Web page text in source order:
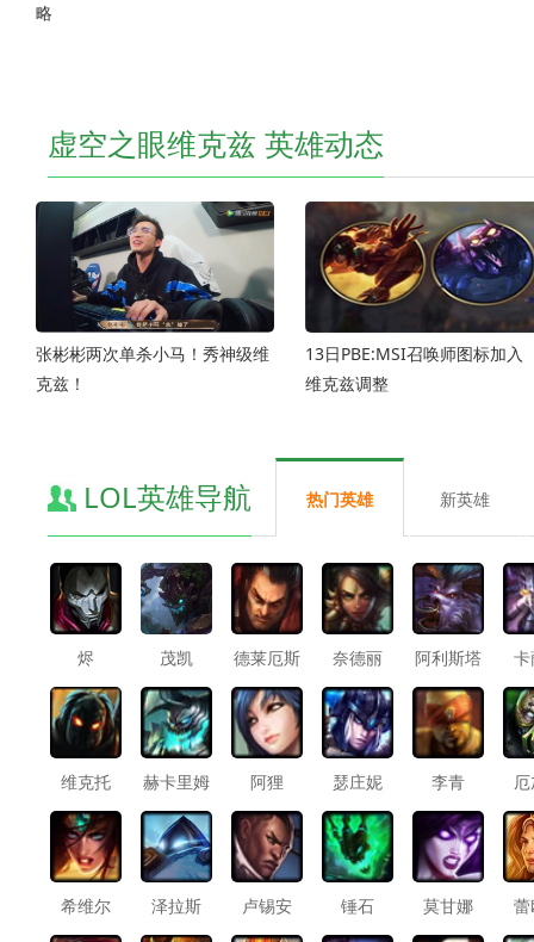
略
虚空之眼维克兹 英雄动态
张彬彬两次单杀小马！秀神级维
克兹！
13日PBE:MSI召唤师图标加入
维克兹调整
LOL英雄导航 热门英雄 新英雄
烬 茂凯 德莱厄斯 奈德丽 阿利斯塔
维克托 赫卡里姆 阿狸 瑟庄妮 李青
希维尔 泽拉斯 卢锡安 锤石 莫甘娜